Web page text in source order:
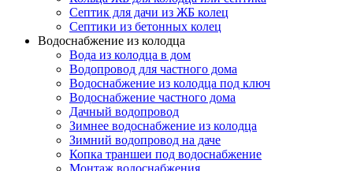
Септик для дачи из ЖБ колец
Септики из бетонных колец
Водоснабжение из колодца
Вода из колодца в дом
Водопровод для частного дома
Водоснабжение из колодца под ключ
Водоснабжение частного дома
Дачный водопровод
Зимнее водоснабжение из колодца
Зимний водопровод на даче
Копка траншеи под водоснабжение
Монтаж водоснабжения